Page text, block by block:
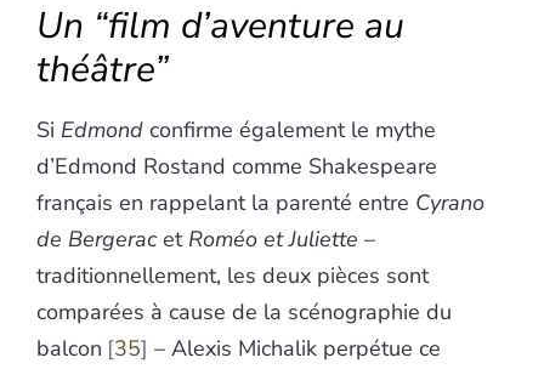
Un “film d’aventure au
théâtre”
Si Edmond confirme également le mythe
d’Edmond Rostand comme Shakespeare
français en rappelant la parenté entre Cyrano
de Bergeracet Roméo et Juliette –
traditionnellement, les deux pièces sont
comparées à cause de la scénographie du
balcon 35 – Alexis Michalik perpétue ce